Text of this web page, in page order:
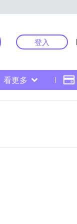
登入
看更多